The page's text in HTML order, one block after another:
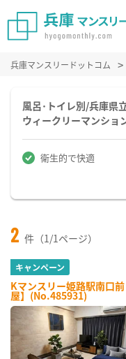
兵庫マンスリードットコム
風呂･トイレ別/兵庫県
ウィークリーマンショ
衛生的で快適
2 件（1/1ページ）
キャンペーン
Kマンスリー姫路駅南口
屋】(No.485931)